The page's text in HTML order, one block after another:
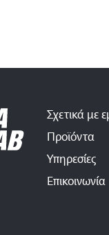
Σχετικά με
Προϊόντα
Υπηρεσίες
Επικοινωνία